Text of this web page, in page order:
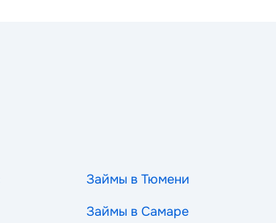
Займы в Тюмени
Займы в Самаре